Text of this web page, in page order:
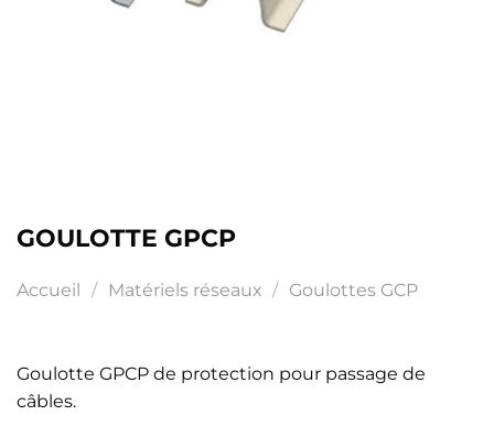
GOULOTTE GPCP
Accueil / Matériels réseaux / Goulottes GCP
Goulotte GPCP de protection pour passage de
câbles.